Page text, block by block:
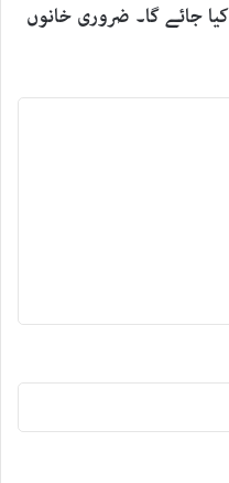
جائے گا۔ ضروری خانوں